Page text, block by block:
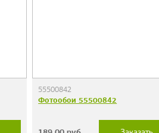
55500842
Фотообои 55500842